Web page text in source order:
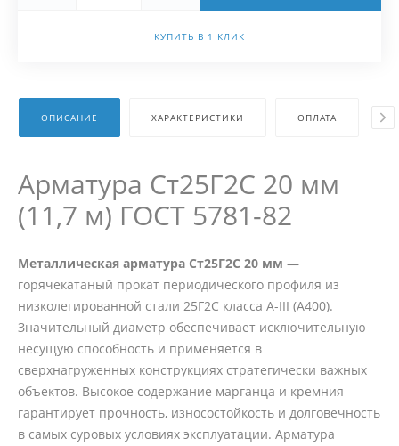
КУПИТЬ В 1 КЛИК
ОПИСАНИЕ ХАРАКТЕРИСТИКИ ОПЛАТА
Арматура Ст25Г2С 20 мм
(11,7 м) ГОСТ 5781-82
Металлическая арматура Ст25Г2С 20 мм —
горячекатаный прокат периодического профиля из
низколегированной стали 25Г2С класса А-III (А400).
Значительный диаметр обеспечивает исключительную
несущую способность и применяется в
сверхнагруженных конструкциях стратегически важных
объектов. Высокое содержание марганца и кремния
гарантирует прочность, износостойкость и долговечность
в самых суровых условиях эксплуатации. Арматура